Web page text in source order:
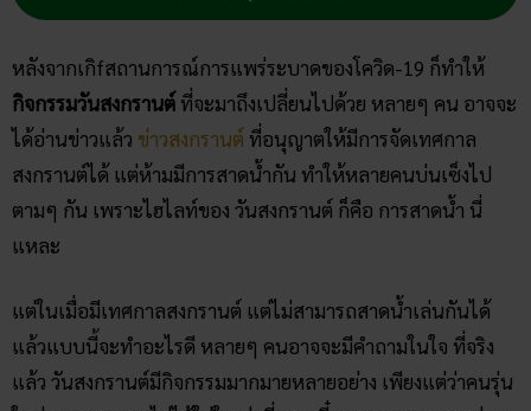
หลังจากเกิfสถานการณ์การแพร่ระบาดของโควิด-19 ก็ทำให้
กิจกรรมวันสงกรานต์ ที่จะมาถึงเปลี่ยนไปด้วย หลายๆ คน อาจจะ
ได้อ่านข่าวแล้ว ข่าวสงกรานต์ ที่อนุญาตให้มีการจัดเทศกาล
สงกรานต์ได้ แต่ห้ามมีการสาดน้ำกัน ทำให้หลายคนบ่นเซ็งไป
ตามๆ กัน เพราะไฮไลท์ของ วันสงกรานต์ ก็คือ การสาดน้ำ นี่
แหละ
แต่ในเมื่อมีเทศกาลสงกรานต์ แต่ไม่สามารถสาดน้ำเล่นกันได้
แล้วแบบนี้จะทำอะไรดี หลายๆ คนอาจจะมีคำถามในใจ ที่จริง
แล้ว วันสงกรานต์มีกิจกรรมมากมายหลายอย่าง เพียงแต่ว่าคนรุ่น